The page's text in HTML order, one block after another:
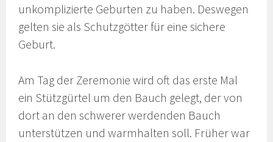
unkomplizierte Geburten zu haben. Deswegen
gelten sie als Schutzgötter für eine sichere
Geburt.
Am Tag der Zeremonie wird oft das erste Mal
ein Stützgürtel um den Bauch gelegt, der von
dort an den schwerer werdenden Bauch
unterstützen und warmhalten soll. Früher war